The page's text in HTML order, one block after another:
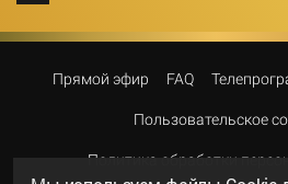
Прямой эфир FAQ
Пользовательское
Политика обработки